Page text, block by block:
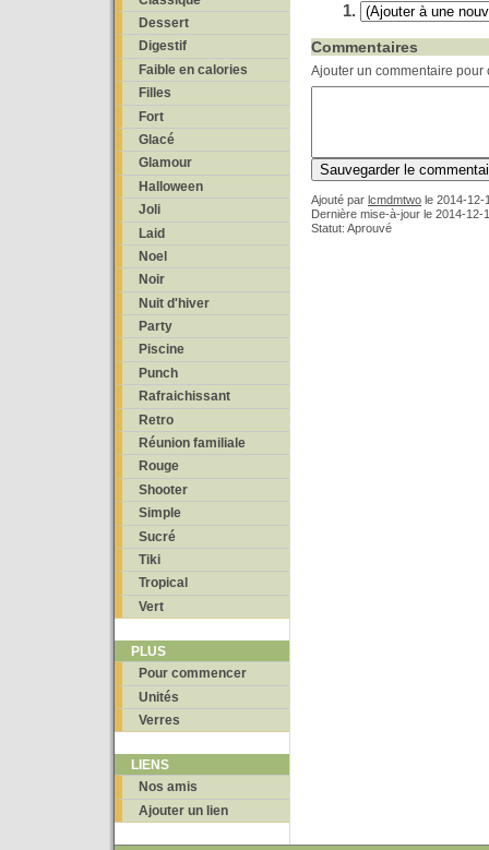
Dessert
Digestif
Faible en calories
Filles
Fort
Glacé
Glamour
Halloween
Joli
Laid
Noel
Noir
Nuit d'hiver
Party
Piscine
Punch
Rafraichissant
Retro
Réunion familiale
Rouge
Shooter
Simple
Sucré
Tiki
Tropical
Vert
PLUS
Pour commencer
Unités
Verres
LIENS
Nos amis
Ajouter un lien
Commentaires
Ajouter un commentaire pour
Ajouté par lcmdmtwo le 2014-12-
Dernière mise-à-jour le 2014-12-
Statut: Aprouvé